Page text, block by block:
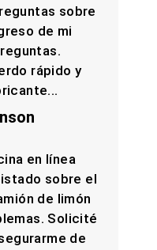
sobre
de mi
rápido y
en línea
sobre el
de limón
Solicité
de